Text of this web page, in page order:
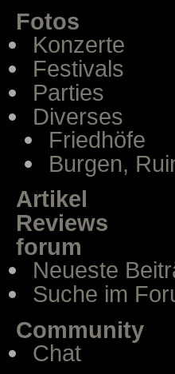
Fotos
Konzerte
Festivals
Parties
Diverses
Friedhöfe
Burgen,
Artikel
Reviews
forum
Neueste
Suche im
Community
Chat